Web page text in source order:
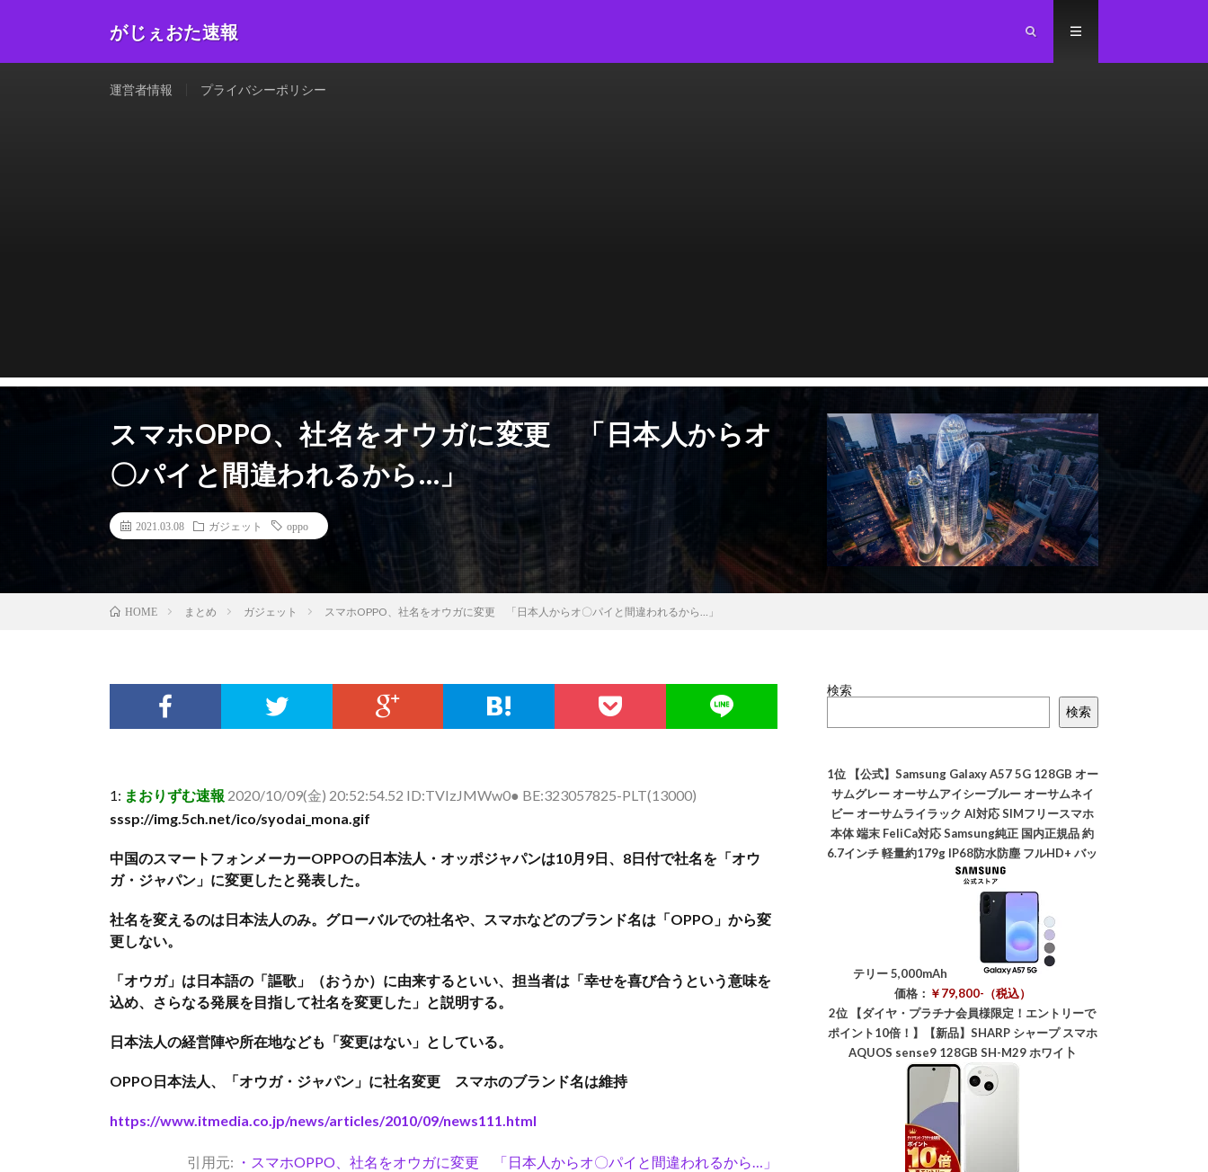
がじぇおた速報
運営者情報 プライバシーポリシー
スマホOPPO、社名をオウガに変更 「日本人からオ
〇パイと間違われるから…」
2021.03.08 ガジェット oppo
HOME まとめ ガジェット スマホOPPO、社名をオウガに変更 「日本人からオ〇パイと間違われるから…」
1: まおりずむ速報 2020/10/09(金) 20:52:54.52 ID:TVIzJMWw0● BE:323057825-PLT(13000)
sssp://img.5ch.net/ico/syodai_mona.gif
中国のスマートフォンメーカーOPPOの日本法人・オッポジャパンは10月9日、8日付で社名を「オウ
ガ・ジャパン」に変更したと発表した。
社名を変えるのは日本法人のみ。グローバルでの社名や、スマホなどのブランド名は「OPPO」から変
更しない。
「オウガ」は日本語の「謳歌」（おうか）に由来するといい、担当者は「幸せを喜び合うという意味を
込め、さらなる発展を目指して社名を変更した」と説明する。
日本法人の経営陣や所在地なども「変更はない」としている。
OPPO日本法人、「オウガ・ジャパン」に社名変更 スマホのブランド名は維持
https://www.itmedia.co.jp/news/articles/2010/09/news111.html
引用元: ・スマホOPPO、社名をオウガに変更 「日本人からオ〇パイと間違われるから…」
検索
検索
1位
【公式】Samsung Galaxy A57 5G 128GB オー
サムグレー オーサムアイシーブルー オーサムネイ
ビー オーサムライラック AI対応 SIMフリースマホ
本体 端末 FeliCa対応 Samsung純正 国内正規品 約
6.7インチ 軽量約179g IP68防水防塵 フルHD+ バッ
テリー 5,000mAh
価格： ￥79,800-（税込）
2位
【ダイヤ・プラチナ会員様限定！エントリーで
ポイント10倍！】【新品】SHARP シャープ スマホ
AQUOS sense9 128GB SH-M29 ホワイ卜